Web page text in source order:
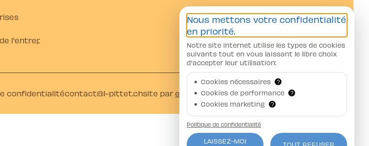
l'entreprise
confidentialitécontact@l-pittet.chsite par ercos.ch
Nous mettons votre confidentialité
en priorité.
Notre site Internet utilise les types de cookies
suivants tout en vous laissant le libre choix
d'accepter leur utilisation:
Cookies nécessaires ?
Cookies de performance ?
Cookies marketing ?
Politique de confidentialité
LAISSEZ-MOI
TOUT REFUSER